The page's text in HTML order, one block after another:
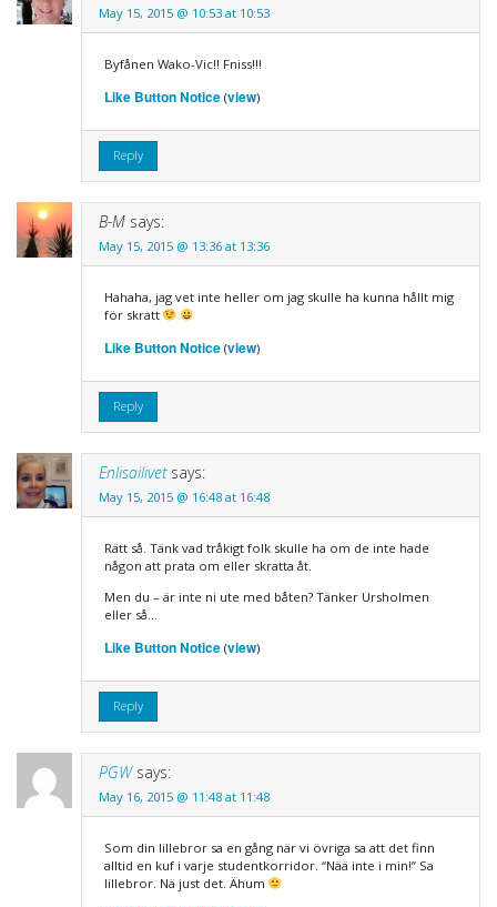
May 15, 2015 @ 10:53 at 10:53
Byfånen Wako-Vic!! Fniss!!!
Like Button Notice(view)
Reply
B-M says:
May 15, 2015 @ 13:36 at 13:36
Hahaha, jag vet inte heller om jag skulle ha kunna hållt mig
för skratt
Like Button Notice(view)
Reply
Enlisailivet says:
May 15, 2015 @ 16:48 at 16:48
Rätt så. Tänk vad tråkigt folk skulle ha om de inte hade
någon att prata om eller skratta åt.
Men du – är inte ni ute med båten? Tänker Ursholmen
eller så…
Like Button Notice(view)
Reply
PGW says:
May 16, 2015 @ 11:48 at 11:48
Som din lillebror sa en gång när vi övriga sa att det finn
alltid en kuf i varje studentkorridor. “Nää inte i min!” Sa
lillebror. Nä just det. Ähum